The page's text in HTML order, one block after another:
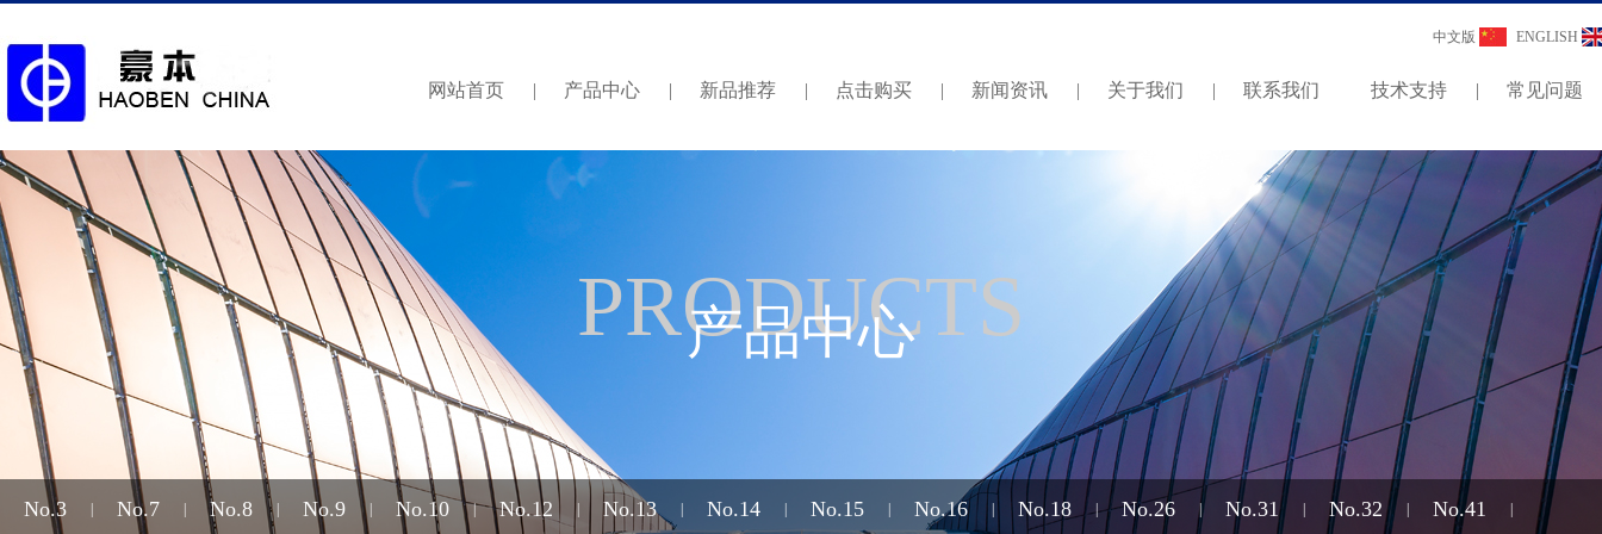
ENGLISH
中文版
网站首页 | 产品中心 | 新品推荐 | 点击购买 | 新闻资讯 | 关于我们 | 联系我们 技术支持 | 常见问题
PRODUCTS
产品中心
No.3 No.7 No.8 No.9 No.10 | No.12 No.13 No.14 No.15 No.16 No.18 No.26 | No.31 No.32 No.41